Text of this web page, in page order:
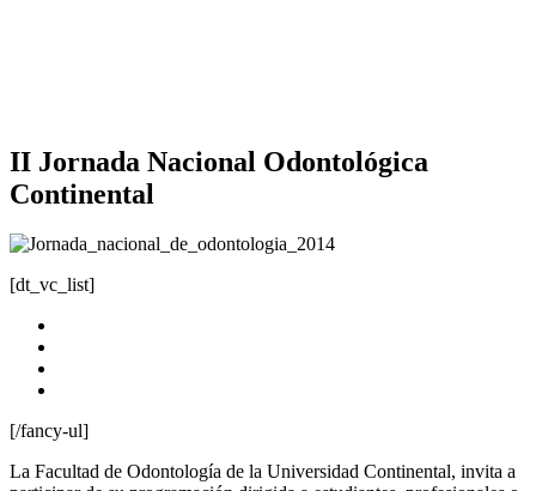
II Jornada Nacional Odontológica
Continental
[dt_vc_list]
[/fancy-ul]
La Facultad de Odontología de la Universidad Continental, invita a